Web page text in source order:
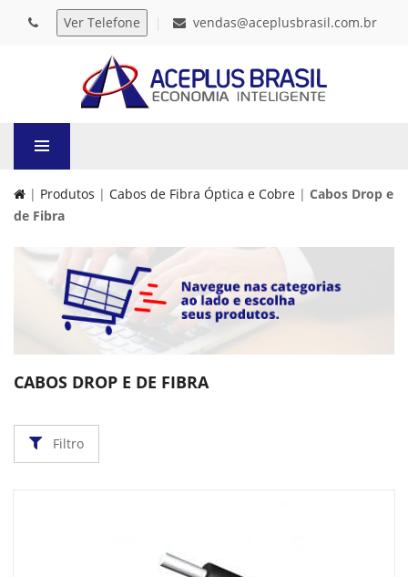
vendas@aceplusbrasil.com.br
| Produtos | Cabos de Fibra Óptica e Cobre | Cabos Drop e
de Fibra
CABOS DROP E DE FIBRA
Filtro